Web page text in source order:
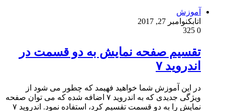
آموزش
اتابکنوامبر 27, 2017
0
تقسیم صفحه نمایش به دو قسمت در
اندروید ۷
در این آموزش شما خواهید فهیمد که چطور می شود از
ویژگی جدیدی که به اندروید ۷ اضافه شده که می توان صفحه
نمایش را به دو قسمت تقسیم کرد، استفاده نمود. اندروید ۷